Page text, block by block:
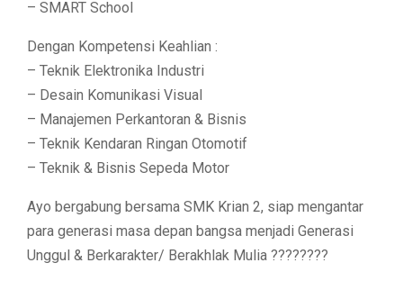
– SMART School
Dengan Kompetensi Keahlian :
– Teknik Elektronika Industri
– Desain Komunikasi Visual
– Manajemen Perkantoran & Bisnis
– Teknik Kendaran Ringan Otomotif
– Teknik & Bisnis Sepeda Motor
Ayo bergabung bersama SMK Krian 2, siap mengantar
para generasi masa depan bangsa menjadi Generasi
Unggul & Berkarakter/ Berakhlak Mulia ????????